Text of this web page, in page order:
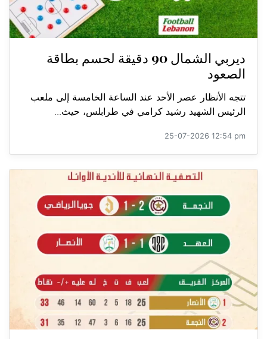
ديربي الشمال 90 دقيقة لحسم بطاقة
الصعود
تتجه الأنظار عصر الأحد عند الساعة الخامسة إلى ملعب
الرئيس الشهيد رشيد كرامي في طرابلس، حيث...
25-07-2026 12:54 pm